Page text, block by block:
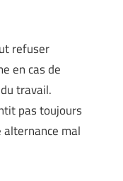
refuser
en cas de
travail.
pas toujours
alternance mal